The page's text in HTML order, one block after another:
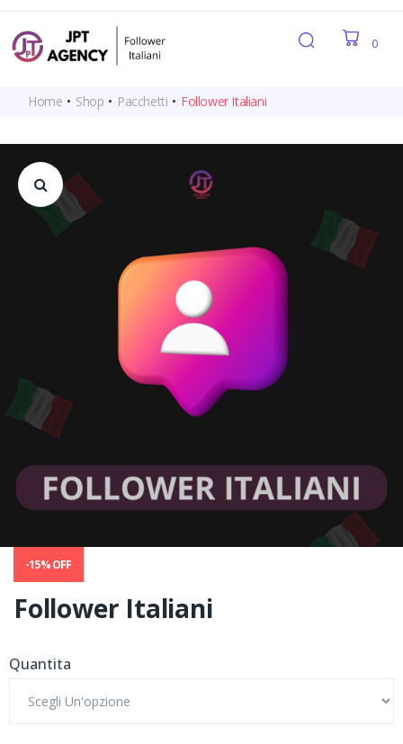
0
Home • Shop • Pacchetti • Follower Italiani
-15% OFF
Follower Italiani
Quantita